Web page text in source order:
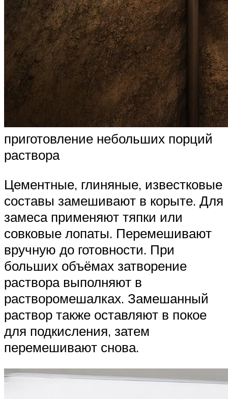
приготовление небольших порций
раствора
Цементные, глиняные, известковые
составы замешивают в корыте. Для
замеса применяют тяпки или
совковые лопаты. Перемешивают
вручную до готовности. При
больших объёмах затворение
раствора выполняют в
растворомешалках. Замешанный
раствор также оставляют в покое
для подкисления, затем
перемешивают снова.